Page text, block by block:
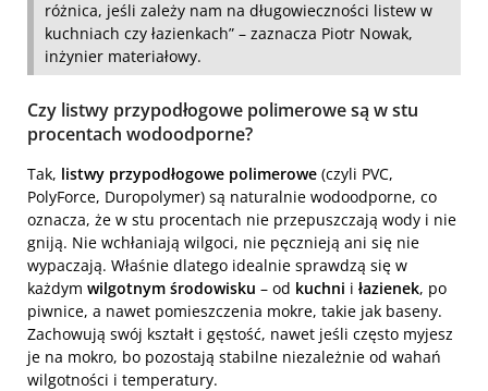
różnica, jeśli zależy nam na długowieczności listew w
kuchniach czy łazienkach” – zaznacza Piotr Nowak,
inżynier materiałowy.
Czy listwy przypodłogowe polimerowe są w stu
procentach wodoodporne?
Tak, listwy przypodłogowe polimerowe (czyli PVC,
PolyForce, Duropolymer) są naturalnie wodoodporne, co
oznacza, że w stu procentach nie przepuszczają wody i nie
gniją. Nie wchłaniają wilgoci, nie pęcznieją ani się nie
wypaczają. Właśnie dlatego idealnie sprawdzą się w
każdym wilgotnym środowisku – od kuchni i łazienek, po
piwnice, a nawet pomieszczenia mokre, takie jak baseny.
Zachowują swój kształt i gęstość, nawet jeśli często myjesz
je na mokro, bo pozostają stabilne niezależnie od wahań
wilgotności i temperatury.